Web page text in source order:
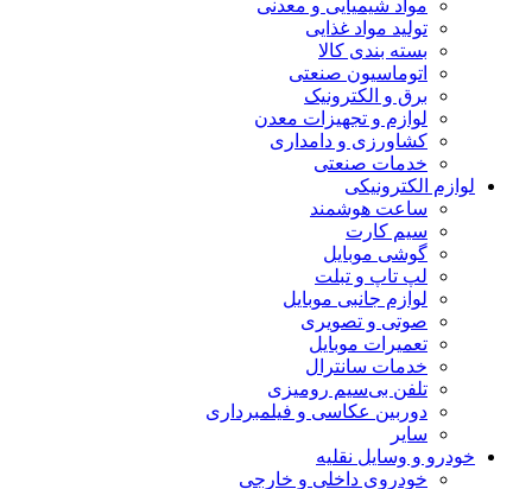
مواد شیمیایی و معدنی
تولید مواد غذایی
بسته بندی کالا
اتوماسیون صنعتی
برق و الکترونیک
لوازم و تجهیزات معدن
کشاورزی و دامداری
خدمات صنعتی
لوازم الکترونیکی
ساعت هوشمند
سیم کارت
گوشی موبایل
لپ تاپ و تبلت
لوازم جانبی موبایل
صوتی و تصویری
تعمیرات موبایل
خدمات سانترال
تلفن بی‌سیم رومیزی
دوربین عکاسی و فیلمبرداری
سایر
خودرو و وسایل نقلیه
خودروی داخلی و خارجی